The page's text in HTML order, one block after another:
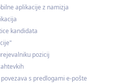
aplikacije z namizja
kandidata
pozicij
s predlogami e-pošte